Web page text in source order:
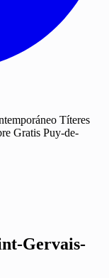
Títeres
Gratis Puy-de-
Gervais-